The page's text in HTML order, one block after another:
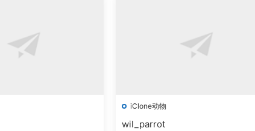
iClone动物
wil_parrot